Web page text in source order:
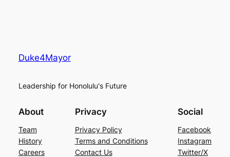
Duke4Mayor
Leadership for Honolulu's Future
About
Team
History
Careers
Privacy
Privacy Policy
Terms and Conditions
Contact Us
Social
Facebook
Instagram
Twitter/X